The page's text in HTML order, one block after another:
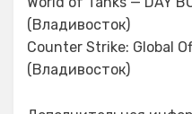
(Владивосток)
Counter Strike: Global
(Владивосток)